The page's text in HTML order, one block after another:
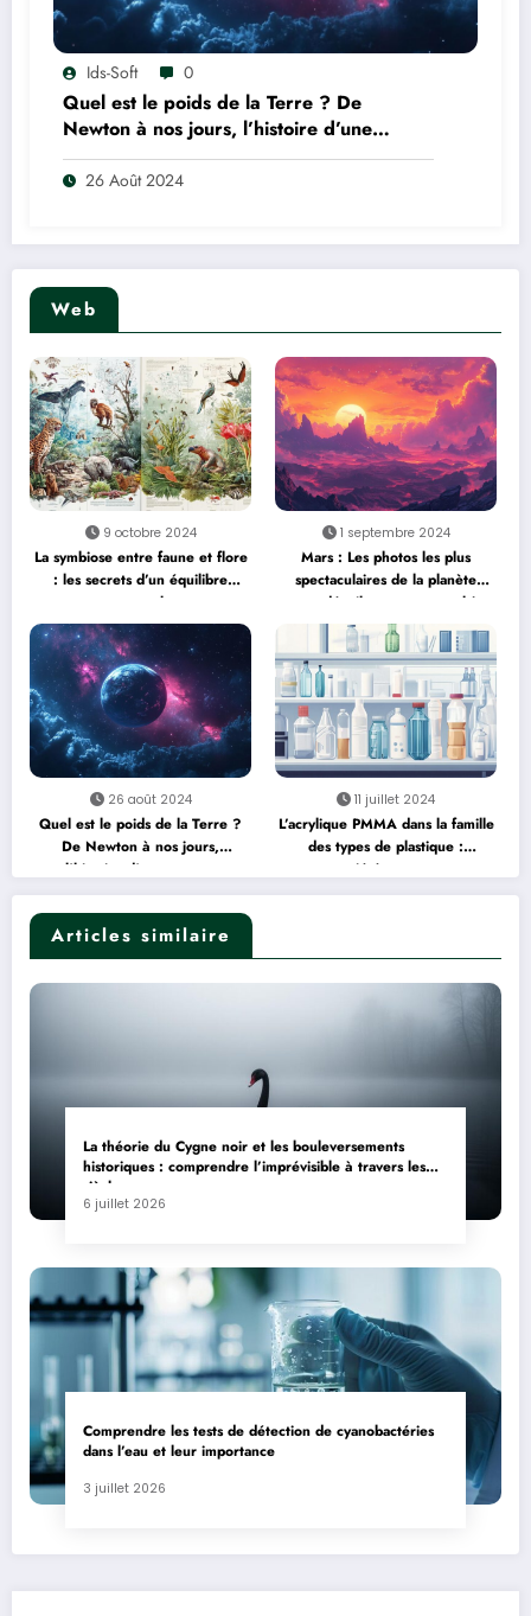
Web
9 octobre 2024
La symbiose entre faune et flore
: les secrets d’un équilibre
naturel
1 septembre 2024
Mars : Les photos les plus
spectaculaires de la planète
rouge dévoilent son atmosphère
mystérieuse
26 août 2024
Quel est le poids de la Terre ?
De Newton à nos jours,
l’histoire d’une mesure
extraordinaire
11 juillet 2024
L’acrylique PMMA dans la famille
des types de plastique :
propriétés et usages
Articles similaire
La théorie du Cygne noir et les bouleversements
historiques : comprendre l’imprévisible à travers les
siècles
6 juillet 2026
Comprendre les tests de détection de cyanobactéries
dans l’eau et leur importance
3 juillet 2026
Ids-Soft 0
Quel est le poids de la Terre ? De
Newton à nos jours, l’histoire d’une
mesure extraordinaire
26 Août 2024